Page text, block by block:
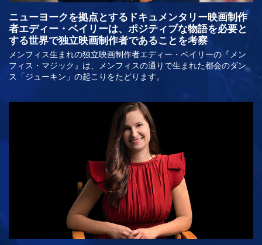
ニューヨークを拠点とするドキュメンタリー映画制作
者エディー・ベイリーは、ポジティブな物語を必要と
する世界で独立映画制作者であることを考察
メンフィス生まれの独立映画制作者エディー・ベイリーの『メン
フィス・マジック』は、メンフィスの通りで生まれた都会のダン
ス「ジューキン」の起こりをたどります。